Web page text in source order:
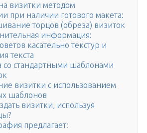
визитки методом
при наличии готового макета:
торцов (обреза) визиток
информация:
касательно текстур и
текста
со стандартными шаблонами
визитки с использованием
шаблонов
визитки, используя
предлагает: